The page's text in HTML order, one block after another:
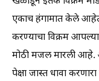
एकाच हंगामात केले
करण्याचा विक्रम
मोठी मजल मारली आहे.
पेक्षा जास्त धावा